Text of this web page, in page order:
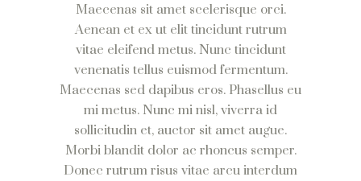
Maecenas sit amet scelerisque orci.
Aenean et ex ut elit tincidunt rutrum
vitae eleifend metus. Nunc tincidunt
venenatis tellus euismod fermentum.
Maecenas sed dapibus eros. Phasellus eu
mi metus. Nunc mi nisl, viverra id
sollicitudin et, auctor sit amet augue.
Morbi blandit dolor ac rhoncus semper.
Donec rutrum risus vitae arcu interdum